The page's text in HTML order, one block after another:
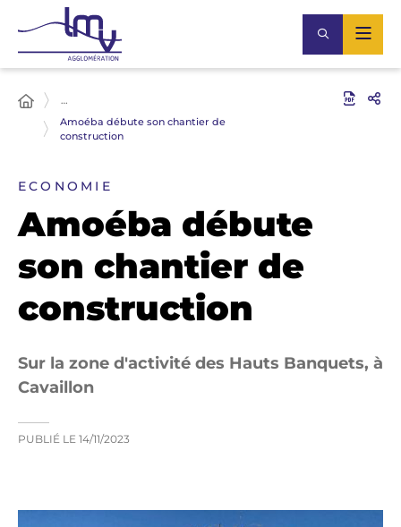
…
Amoéba débute son chantier de
construction
ECONOMIE
Amoéba débute
son chantier de
construction
Sur la zone d'activité des Hauts Banquets, à
Cavaillon
PUBLIÉ LE 14/11/2023